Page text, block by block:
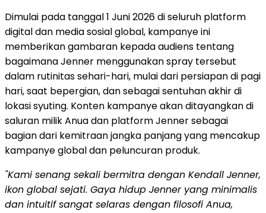
Dimulai pada tanggal 1 Juni 2026 di seluruh platform
digital dan media sosial global, kampanye ini
memberikan gambaran kepada audiens tentang
bagaimana Jenner menggunakan spray tersebut
dalam rutinitas sehari-hari, mulai dari persiapan di pagi
hari, saat bepergian, dan sebagai sentuhan akhir di
lokasi syuting. Konten kampanye akan ditayangkan di
saluran milik Anua dan platform Jenner sebagai
bagian dari kemitraan jangka panjang yang mencakup
kampanye global dan peluncuran produk.
"Kami senang sekali bermitra dengan Kendall Jenner,
ikon global sejati. Gaya hidup Jenner yang minimalis
dan intuitif sangat selaras dengan filosofi Anua,